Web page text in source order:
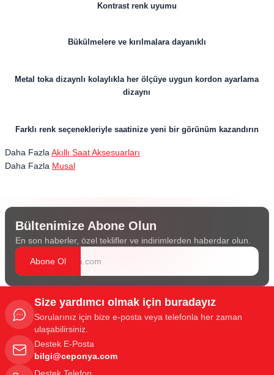
Kontrast renk uyumu
Bükülmelere ve kırılmalara dayanıklı
Metal toka dizaynlı kolaylıkla her ölçüye uygun kordon ayarlama
dizaynı
Farklı renk seçenekleriyle saatinize yeni bir görünüm kazandırın
Daha Fazla Akıllı Saat Aksesuarları
Daha Fazla Musal
Bültenimize Abone Olun
En son haberler, özel teklifler ve indirimlerden haberdar olun.
Abone Ol
Size yardımcı olmak için buradayız
Sorularınız için bize e-posta veya telefonla her zaman
ulaşabilirsiniz.
Destek E-Posta
bilgi@ceponya.com
Destek Telefon